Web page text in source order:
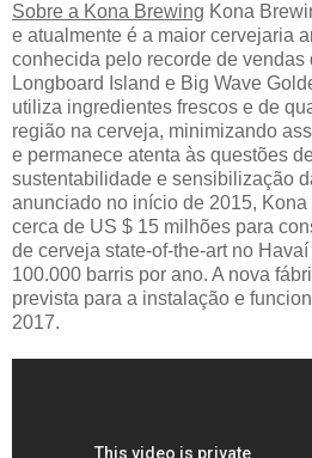
Sobre a Kona Brewing Kona
e atualmente é a maior cervejaria
conhecida pelo recorde de vendas
Longboard Island e Big Wave
utiliza ingredientes frescos e de
região na cerveja, minimizando
e permanece atenta às questões
sustentabilidade e sensibilização
anunciado no início de 2015,
cerca de US $ 15 milhões para
de cerveja state-of-the-art no
100.000 barris por ano. A nova
prevista para a instalação e
2017.